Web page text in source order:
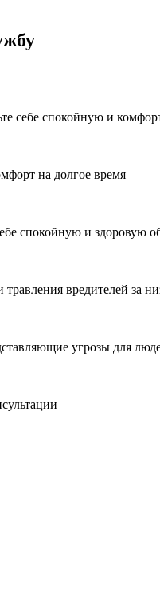
себе спокойную и
на долгое время
спокойную и здоровую
вредителей за
угрозы для